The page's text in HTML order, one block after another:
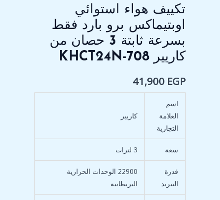
تكييف هواء استوائي
اوبتيماكس برو بارد فقط
بسرعة ثابتة 3 حصان من
كاريير KHCT24N-708
41,900 EGP
اسم
العلامة
التجارية
كاريير
سعة 3 لترات
قدرة
التبريد
22900 الوحدات الحرارية
البريطانية
من
كاريير
KHCT24N-
708